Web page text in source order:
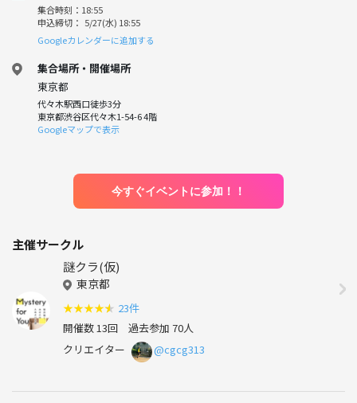
集合時刻：18:55
申込締切： 5/27(水) 18:55
Googleカレンダーに追加する
集合場所・開催場所
東京都
代々木駅西口徒歩3分
東京都渋谷区代々木1-54-6 4階
Googleマップで表示
今すぐイベントに参加！！
主催サークル
謎クラ(仮)
東京都
★★★★★ 23件
開催数 13回 過去参加 70人
クリエイター
@cgcg313